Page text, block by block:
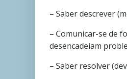
– Saber descrever
– Comunicar-se de
desencadeiam
– Saber resolver